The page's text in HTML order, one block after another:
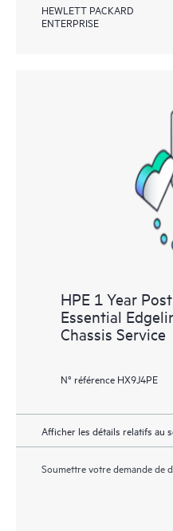
HEWLETT PACKARD
ENTERPRISE
HPE 1 Year
Essential
Chassis Service
N° référence HX9J4PE
Afficher les détails relatifs au
Soumettre votre demande de